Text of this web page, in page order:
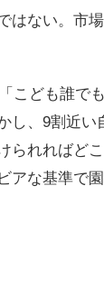
最多の
た「保育園
から倍増し
件）に上
倍、統計